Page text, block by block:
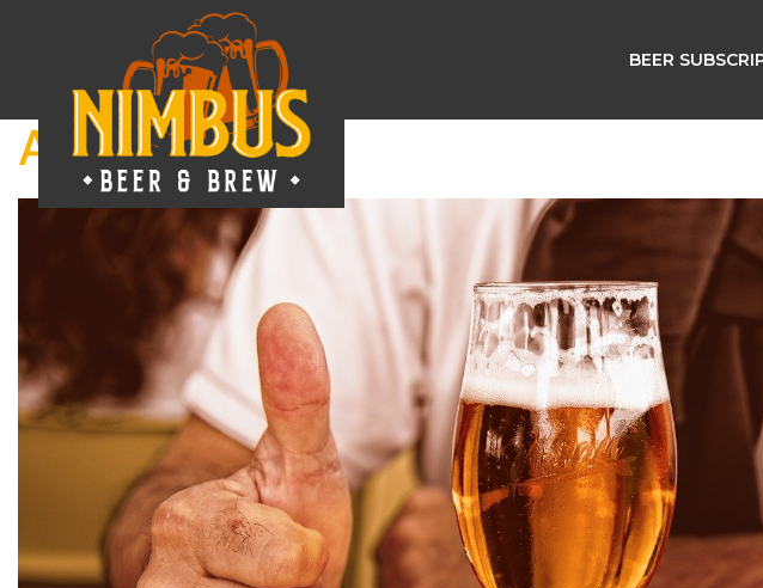
BEER
Author:5dmin